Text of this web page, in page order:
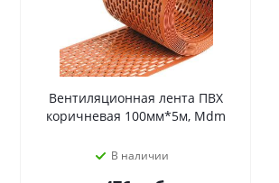
Вентиляционная лента ПВХ
коричневая 100мм*5м, Mdm
В наличии